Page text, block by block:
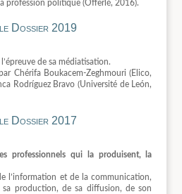
profession politique (Offerlé, 2016).
Dossier 2019
de sa médiatisation.
Chérifa Boukacem-Zeghmouri (Elico,
Rodríguez Bravo (Université de León,
Dossier 2017
professionnels qui la produisent, la
l’information et de la communication,
sa production, de sa diffusion, de son